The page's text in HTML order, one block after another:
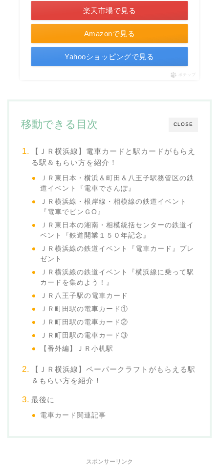
Amazonで見る
楽天市場で見る
Yahooショッピングで見る
ポチップ
CLOSE
移動できる目次
【ＪＲ横浜線】電車カードと駅カードがもらえ
る駅＆もらい方を紹介！
ＪＲ東日本・横浜＆町田＆八王子駅務管区の鉄
道イベント『電車でさんぽ』
ＪＲ横浜線・根岸線・相模線の鉄道イベント
『電車でビンＧO』
ＪＲ東日本の湘南・相模統括センターの鉄道イ
ベント『鉄道開業１５０年記念』
ＪＲ横浜線の鉄道イベント『電車カード』プレ
ゼント
ＪＲ横浜線の鉄道イベント『横浜線に乗って駅
カードを集めよう！』
ＪＲ八王子駅の電車カード
ＪＲ町田駅の電車カード①
ＪＲ町田駅の電車カード②
ＪＲ町田駅の電車カード③
【番外編】ＪＲ小机駅
【ＪＲ横浜線】ペーパークラフトがもらえる駅
＆もらい方を紹介！
最後に
電車カード関連記事
スポンサーリンク